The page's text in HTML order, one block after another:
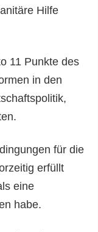
Hilfe
11 Punkte des
in den
für die
erfüllt
eine
habe.